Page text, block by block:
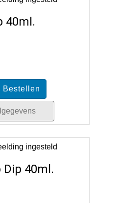
40ml.
Dip 40ml.